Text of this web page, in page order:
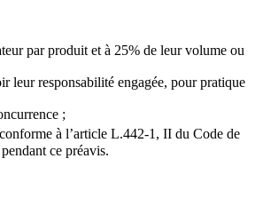
par produit et à 25% de leur volume ou
leur responsabilité engagée, pour pratique
;
à l’article L.442-1, II du Code de
ce préavis.